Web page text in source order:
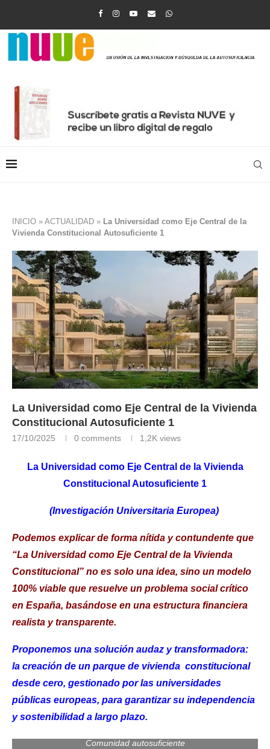
INICIO » ACTUALIDAD » La Universidad como Eje Central de la
Vivienda Constitucional Autosuficiente 1
La Universidad como Eje Central de la Vivienda
Constitucional Autosuficiente 1
17/10/2025 0 comments 1,2K views
La Universidad como Eje Central de la Vivienda
Constitucional Autosuficiente 1
(Investigación Universitaria Europea)
Podemos explicar de forma nítida y contundente que
“La Universidad como Eje Central de la Vivienda
Constitucional” no es solo una idea, sino un modelo
100% viable que resuelve un problema social crítico
en España, basándose en una estructura financiera
realista y transparente.
Proponemos una solución audaz y transformadora:
la creación de un parque de vivienda constitucional
desde cero, gestionado por las universidades
públicas europeas, para garantizar su independencia
y sostenibilidad a largo plazo.
Comunidad autosuficiente